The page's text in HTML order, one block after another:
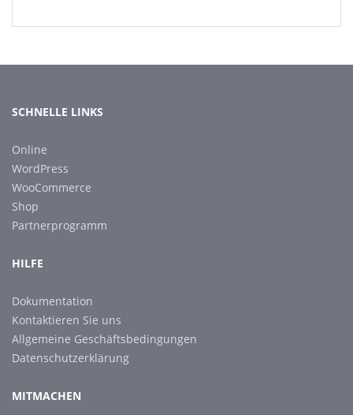
SCHNELLE LINKS
Online
WordPress
WooCommerce
Shop
Partnerprogramm
HILFE
Dokumentation
Kontaktieren Sie uns
Allgemeine Geschäftsbedingungen
Datenschutzerklärung
MITMACHEN